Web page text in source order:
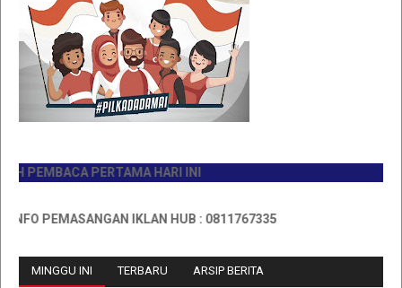
PERTAMA HARI INI
PEMASANGAN IKLAN HUB : 0811767335
MINGGU INI TERBARU ARSIP BERITA